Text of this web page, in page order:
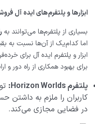
ابزارها و پلتفرم‌های ایده ‌آل
بسیاری از پلتفرم‌ها می‌توانند به
اما کدام‌یک از آن‌ها نسبت به
ابزار و پلتفرم ایده ‌آل برای
برای بهبود همکاری از راه دور
پلتفرم Horizon Worlds
:
در فضایی مجازی می‌کند.